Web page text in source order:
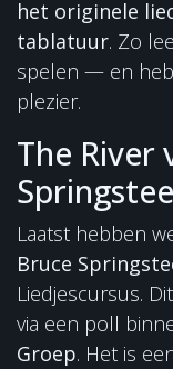
het originele
tablatuur. Zo
spelen — en
plezier.
The River
Laatst hebben
Bruce
Liedjescursus.
via een poll
Groep. Het is